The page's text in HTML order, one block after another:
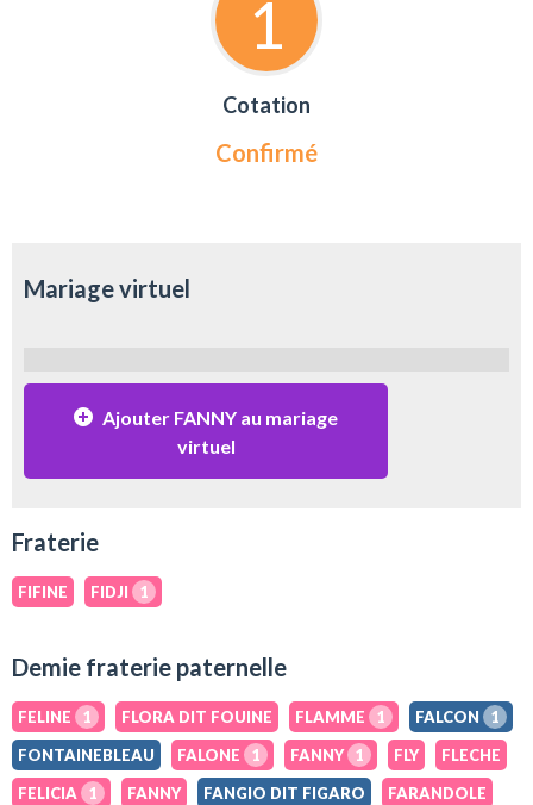
1
Cotation
Confirmé
Mariage virtuel
Ajouter FANNY au mariage
virtuel
Fraterie
FIFINE FIDJI 1
Demie fraterie paternelle
FELINE 1 FLORA DIT FOUINE FLAMME 1 FALCON
1
FONTAINEBLEAU
FALONE 1 FANNY 1 FLY
FLECHE
FELICIA
1 FANNY FANGIO DIT FIGARO
FARANDOLE